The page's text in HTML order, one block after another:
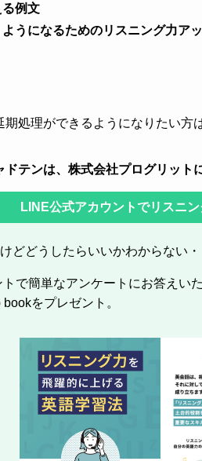
る例文
うになるためのリスニング力ア
期処理ができるようになりたい方
テンは、株式会社プログリット
LINE公式アカウントでリスニ
どどうしたらいいかわからない・
で簡単なアンケートにお答えい
をプレゼント。